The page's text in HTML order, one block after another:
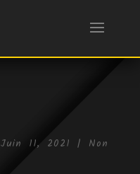
Juin 11, 2021 | Non